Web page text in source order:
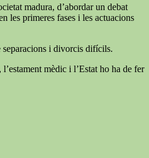
madura, d’abordar un debat
les primeres fases i les actuacions
separacions i divorcis difícils.
mèdic i l’Estat ho ha de fer